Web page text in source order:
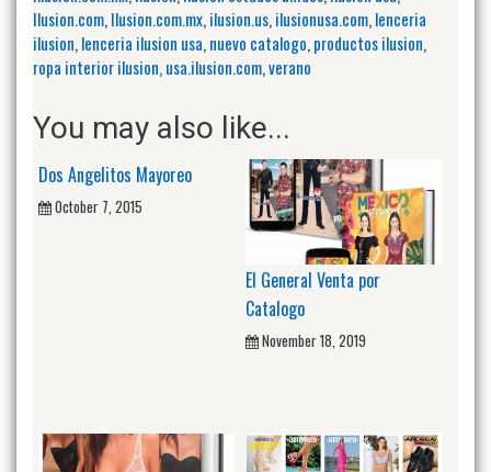
Ilusion.com,Ilusion.com.mx,ilusion.us,ilusionusa.com,lenceria
ilusion,lenceria ilusion usa,nuevo catalogo,productos ilusion,
ropa interior ilusion,usa.ilusion.com,verano
You may also like...
Dos Angelitos Mayoreo
October 7, 2015
El General Venta por
Catalogo
November 18, 2019